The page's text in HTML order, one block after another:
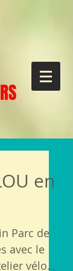
en
Parc de
avec le
vélo